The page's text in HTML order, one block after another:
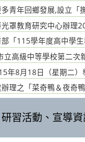
研習活動、宣導